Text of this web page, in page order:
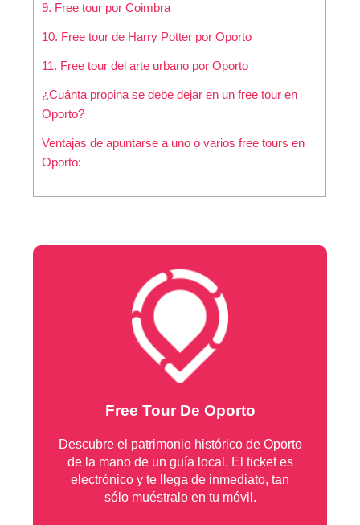
9. Free tour por Coimbra
10. Free tour de Harry Potter por Oporto
11. Free tour del arte urbano por Oporto
¿Cuánta propina se debe dejar en un free tour en
Oporto?
Ventajas de apuntarse a uno o varios free tours en
Oporto:
Free Tour De Oporto
Descubre el patrimonio histórico de Oporto
de la mano de un guía local. El ticket es
electrónico y te llega de inmediato, tan
sólo muéstralo en tu móvil.